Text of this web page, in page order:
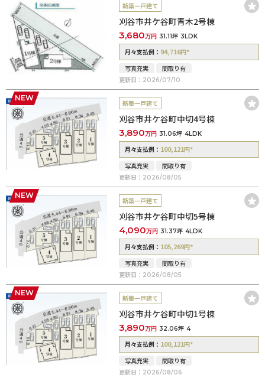
新築一戸建て
刈谷市井ケ谷町青木2号棟
3,680万円 31.11坪 3LDK
月々支払例： 94,716円*
写真充実
間取り有
更新日： 2026/07/10
NEW
新築一戸建て
刈谷市井ケ谷町中切4号棟
3,890万円 31.06坪 4LDK
月々支払例： 100,121円*
写真充実
間取り有
更新日： 2026/08/05
NEW
新築一戸建て
刈谷市井ケ谷町中切5号棟
4,090万円 31.37坪 4LDK
月々支払例： 105,269円*
写真充実
間取り有
更新日： 2026/08/05
NEW
新築一戸建て
刈谷市井ケ谷町中切1号棟
3,890万円 32.06坪 4
月々支払例： 100,121円*
写真充実
間取り有
更新日： 2026/08/06